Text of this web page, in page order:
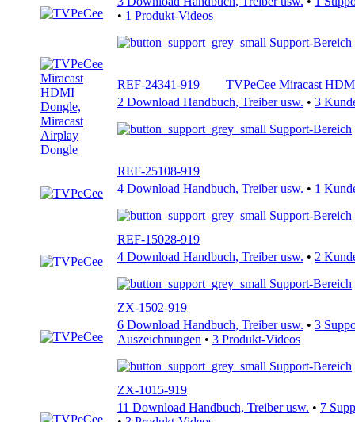
• 1 Produkt-Videos
Support-Bereich
REF-24341-919
TVPeCee Miracast
2 Download Handbuch, Treiber usw. • 3
Support-Bereich
REF-25108-919
4 Download Handbuch, Treiber usw. • 1
Support-Bereich
REF-15028-919
4 Download Handbuch, Treiber usw. • 2
Support-Bereich
ZX-1502-919
6 Download Handbuch, Treiber usw. • 3
Auszeichnungen • 3 Produkt-Videos
Support-Bereich
ZX-1015-919
11 Download Handbuch, Treiber usw. • 7